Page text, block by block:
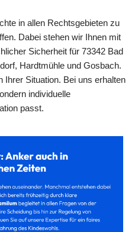
in allen Rechtsgebieten zu
Dabei stehen wir Ihnen mit
Sicherheit für 73342 Bad
Hardtmühle und Gosbach.
Ihrer Situation. Bei uns erhalten
individuelle
passt.